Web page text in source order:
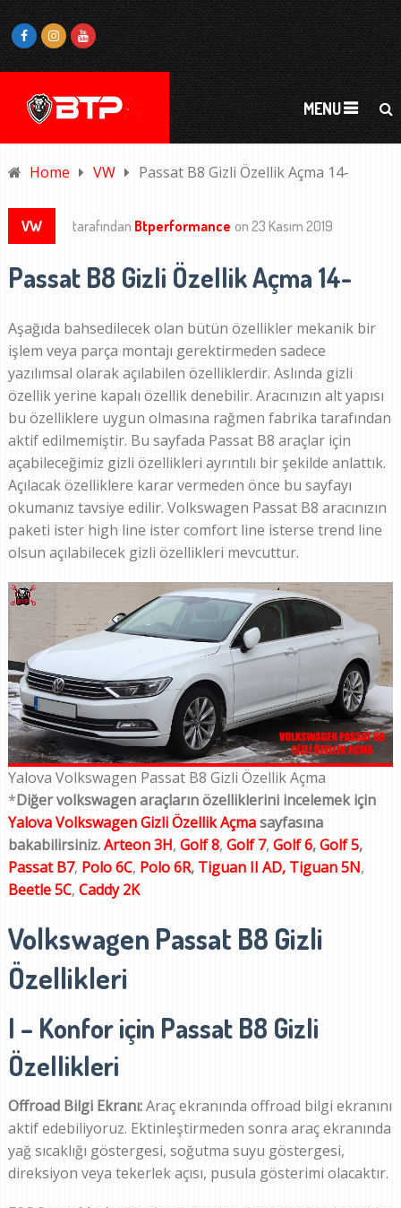
MENU
Home VW Passat B8 Gizli Özellik Açma 14-
VW tarafından Btperformance on 23 Kasım 2019
Passat B8 Gizli Özellik Açma 14-
Aşağıda bahsedilecek olan bütün özellikler mekanik bir
işlem veya parça montajı gerektirmeden sadece
yazılımsal olarak açılabilen özelliklerdir. Aslında gizli
özellik yerine kapalı özellik denebilir. Aracınızın alt yapısı
bu özelliklere uygun olmasına rağmen fabrika tarafından
aktif edilmemiştir. Bu sayfada Passat B8 araçlar için
açabileceğimiz gizli özellikleri ayrıntılı bir şekilde anlattık.
Açılacak özelliklere karar vermeden önce bu sayfayı
okumanız tavsiye edilir. Volkswagen Passat B8 aracınızın
paketi ister high line ister comfort line isterse trend line
olsun açılabilecek gizli özellikleri mevcuttur.
Yalova Volkswagen Passat B8 Gizli Özellik Açma
*Diğer volkswagen araçların özelliklerini incelemek için
Yalova Volkswagen Gizli Özellik Açmasayfasına
bakabilirsiniz.Arteon 3H, Golf 8, Golf 7, Golf 6,Golf 5,
Passat B7, Polo 6C, Polo 6R, Tiguan II AD, Tiguan 5N,
Beetle 5C, Caddy 2K
Volkswagen Passat B8 Gizli
Özellikleri
I – Konfor için Passat B8 Gizli
Özellikleri
Offroad Bilgi Ekranı:Araç ekranında offroad bilgi ekranını
aktif edebiliyoruz. Ektinleştirmeden sonra araç ekranında
yağ sıcaklığı göstergesi, soğutma suyu göstergesi,
direksiyon veya tekerlek açısı, pusula gösterimi olacaktır.